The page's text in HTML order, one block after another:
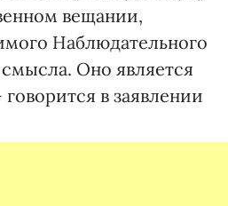
вещании,
Наблюдательного
смысла. Оно является
в заявлении